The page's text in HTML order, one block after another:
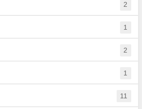
2
1
2
1
11